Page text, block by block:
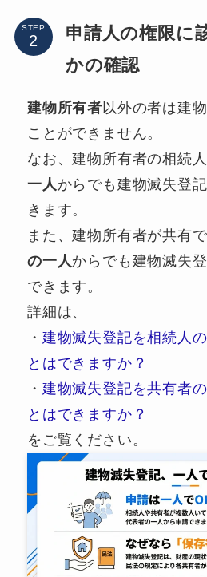
STEP
申請人の権限に
かの確認
建物所有者 以外の者は建
ことができません。
なお、建物所有者の相続人
一人からでも建物滅失登
きます。
また、建物所有者が共有
の一人からでも建物滅失
できます。
詳細は、
・ 建物滅失登記を相続人
とはできますか？
・ 建物滅失登記を共有者
とはできますか？
をご覧ください。